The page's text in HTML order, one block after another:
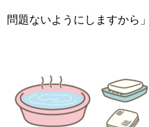
問題ないようにしますから」